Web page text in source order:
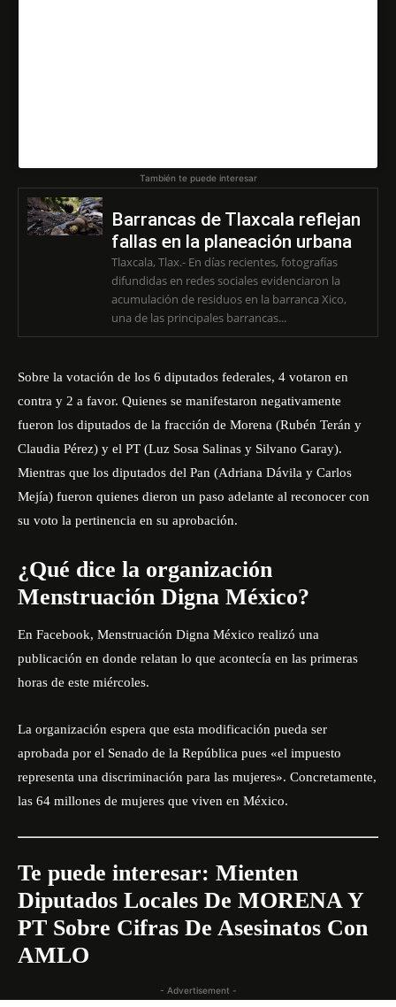
También te puede interesar
Barrancas de Tlaxcala reflejan
fallas en la planeación urbana
Tlaxcala, Tlax.- En días recientes, fotografías
difundidas en redes sociales evidenciaron la
acumulación de residuos en la barranca Xico,
una de las principales barrancas...
Sobre la votación de los 6 diputados federales, 4 votaron en
contra y 2 a favor. Quienes se manifestaron negativamente
fueron los diputados de la fracción de Morena (Rubén Terán y
Claudia Pérez) y el PT (Luz Sosa Salinas y Silvano Garay).
Mientras que los diputados del Pan (Adriana Dávila y Carlos
Mejía) fueron quienes dieron un paso adelante al reconocer con
su voto la pertinencia en su aprobación.
¿Qué dice la organización
Menstruación Digna México?
En Facebook, Menstruación Digna México realizó una
publicación en donde relatan lo que acontecía en las primeras
horas de este miércoles.
La organización espera que esta modificación pueda ser
aprobada por el Senado de la República pues «el impuesto
representa una discriminación para las mujeres». Concretamente,
las 64 millones de mujeres que viven en México.
Te puede interesar: Mienten
Diputados Locales De MORENA Y
PT Sobre Cifras De Asesinatos Con
AMLO
- Advertisement -